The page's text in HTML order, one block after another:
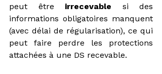
peut être irrecevable si des
informations obligatoires manquent
(avec délai de régularisation), ce qui
peut faire perdre les protections
attachées à une DS recevable.